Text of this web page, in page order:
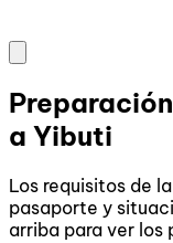
a Yibuti
Los requisitos de
pasaporte y
arriba para ver los